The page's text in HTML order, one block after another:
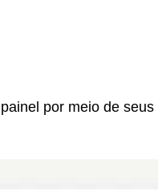
por meio de seus